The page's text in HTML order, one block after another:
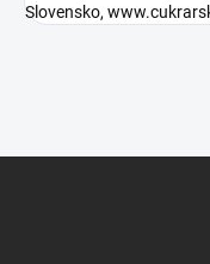
Slovensko,